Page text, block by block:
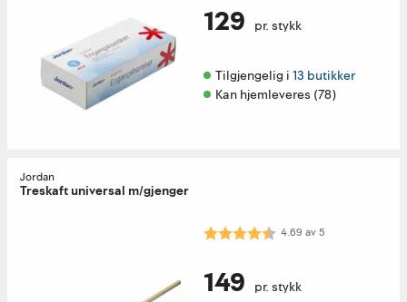
129 pr. stykk
Tilgjengelig i 13 butikker
Kan hjemleveres (78)
Jordan
Treskaft universal m/gjenger
Karakter: 4.7 av 5 mulige
4.69 av5
149 pr. stykk